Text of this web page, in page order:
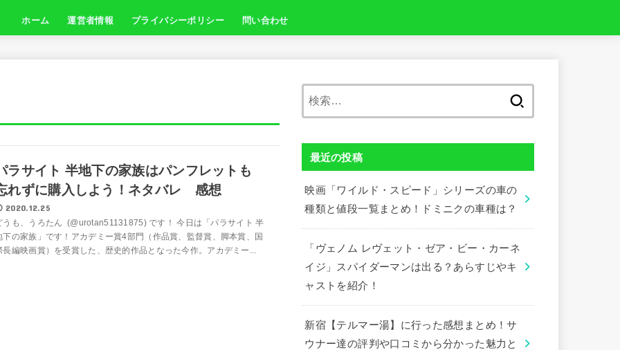
ホーム 運営者情報 プライバシーポリシー 問い合わせ
ラサイト 半地下の家族はパンフレットも
れずに購入しよう！ネタバレ 感想
2020.12.25
うも、うろたん (@urotan51131875) です！ 今日は「パラサイト 半
下の家族」です！アカデミー賞4部門（作品賞、監督賞、脚本賞、国
長編映画賞）を受賞した、歴史的作品となった今作。アカデミー...
最近の投稿
映画「ワイルド・スピード」シリーズの車の
種類と値段一覧まとめ！ドミニクの車種は？
「ヴェノム レヴェット・ゼア・ビー・カーネ
イジ」スパイダーマンは出る？あらすじやキ
ャストを紹介！
新宿【テルマー湯】に行った感想まとめ！サ
ウナー達の評判や口コミから分かった魅力と